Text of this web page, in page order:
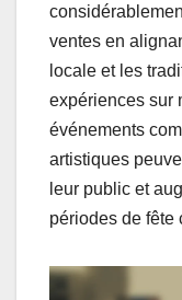
ventes en
locale et les
expériences sur
événements
artistiques
leur public et
périodes de fête